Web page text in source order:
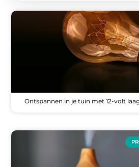
Ontspannen in je tuin met 12-volt